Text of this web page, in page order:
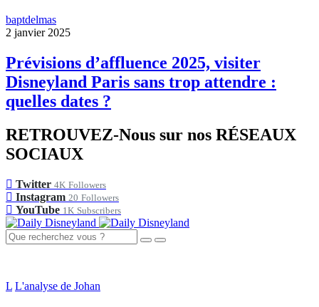
baptdelmas
2 janvier 2025
Prévisions d’affluence 2025, visiter
Disneyland Paris sans trop attendre :
quelles dates ?
RETROUVEZ-Nous sur nos RÉSEAUX
SOCIAUX
Twitter 4K Followers
Instagram 20 Followers
YouTube 1K Subscribers
L L'analyse de Johan